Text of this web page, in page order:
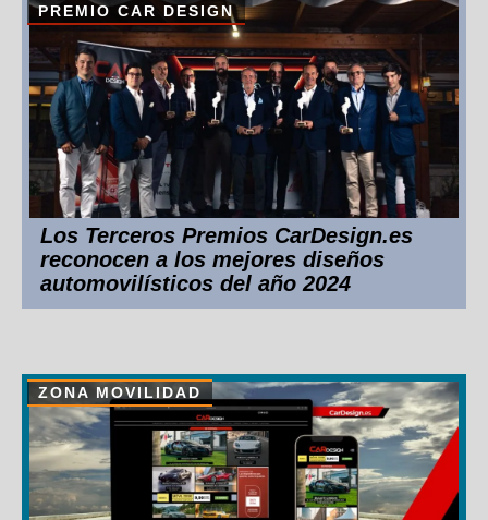
PREMIO CAR DESIGN
Los Terceros Premios CarDesign.es
reconocen a los mejores diseños
automovilísticos del año 2024
ZONA MOVILIDAD